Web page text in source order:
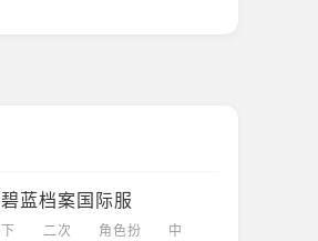
碧蓝档案国际服
下
二次
角色扮
中